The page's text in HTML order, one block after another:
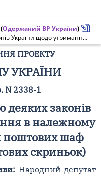
(Одержаний ВР України)
Про внесення змін до деяких законів України щодо утримання в належному стані абонентських поштових шаф (абонентських поштових скриньок)